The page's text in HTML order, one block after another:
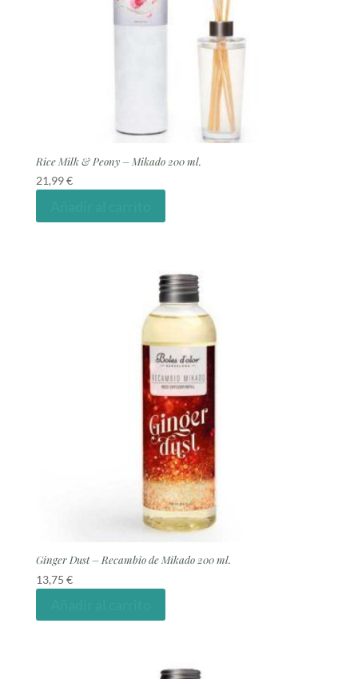
Rice Milk & Peony – Mikado 200 ml.
21,99€
Ginger Dust – Recambio de Mikado 200 ml.
13,75 €